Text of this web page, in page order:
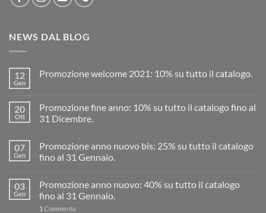
NEWS DAL BLOG
12
Gen
Promozione welcome 2021: 10% su tutto il catalogo.
20
Ott
Promozione fine anno: 10% su tutto il catalogo fino al
31 Dicembre.
07
Gen
Promozione anno nuovo bis: 25% su tutto il catalogo
fino al 31 Gennaio.
03
Gen
Promozione anno nuovo: 40% su tutto il catalogo
fino al 31 Gennaio.
1 Commento